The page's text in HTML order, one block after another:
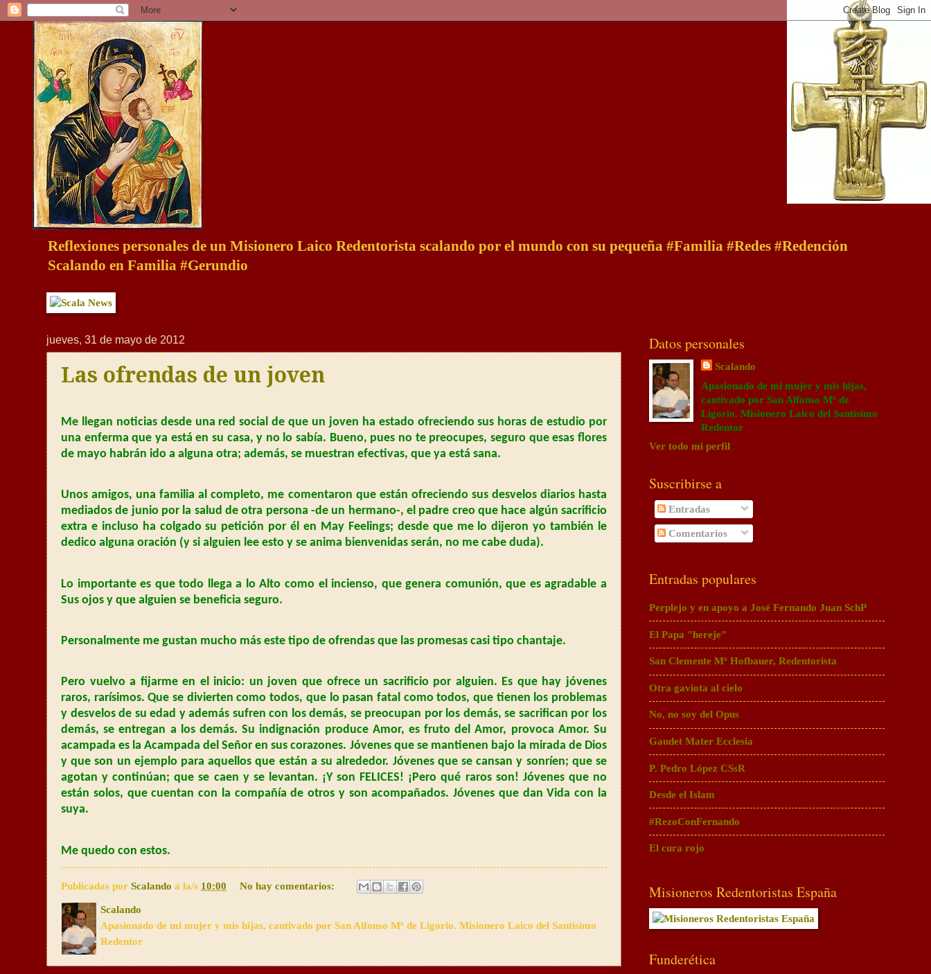
Reflexiones personales de un Misionero Laico Redentorista scalando por el mundo con su pequeña #Familia #Redes #Redención
Scalando en Familia #Gerundio
jueves, 31 de mayo de 2012
Las ofrendas de un joven
Me llegan noticias desde una red social de que un joven ha estado ofreciendo sus horas de estudio por
una enferma que ya está en su casa, y no lo sabía. Bueno, pues no te preocupes, seguro que esas flores
de mayo habrán ido a alguna otra; además, se muestran efectivas, que ya está sana.
Unos amigos, una familia al completo, me comentaron que están ofreciendo sus desvelos diarios hasta
mediados de junio por la salud de otra persona -de un hermano-, el padre creo que hace algún sacrificio
extra e incluso ha colgado su petición por él en May Feelings; desde que me lo dijeron yo también le
dedico alguna oración (y si alguien lee esto y se anima bienvenidas serán, no me cabe duda).
Lo importante es que todo llega a lo Alto como el incienso, que genera comunión, que es agradable a
Sus ojos y que alguien se beneficia seguro.
Personalmente me gustan mucho más este tipo de ofrendas que las promesas casi tipo chantaje.
Pero vuelvo a fijarme en el inicio: un joven que ofrece un sacrificio por alguien. Es que hay jóvenes
raros, rarísimos. Que se divierten como todos, que lo pasan fatal como todos, que tienen los problemas
y desvelos de su edad y además sufren con los demás, se preocupan por los demás, se sacrifican por los
demás, se entregan a los demás. Su indignación produce Amor, es fruto del Amor, provoca Amor. Su
acampada es la Acampada del Señor en sus corazones. Jóvenes que se mantienen bajo la mirada de Dios
y que son un ejemplo para aquellos que están a su alrededor. Jóvenes que se cansan y sonríen; que se
agotan y continúan; que se caen y se levantan. ¡Y son FELICES! ¡Pero qué raros son! Jóvenes que no
están solos, que cuentan con la compañía de otros y son acompañados. Jóvenes que dan Vida con la
suya.
Me quedo con estos.
Publicadas por Scalando a la/s 10:00 No hay comentarios:
Scalando
Apasionado de mi mujer y mis hijas, cautivado por San Alfonso Mª de Ligorio. Misionero Laico del Santísimo
Redentor
Datos personales
Scalando
Apasionado de mi mujer y mis hijas,
cautivado por San Alfonso Mª de
Ligorio. Misionero Laico del Santísimo
Redentor
Ver todo mi perfil
Suscribirse a
Entradas
Comentarios
Entradas populares
Perplejo y en apoyo a José Fernando Juan SchP
El Papa "hereje"
San Clemente Mª Hofbauer, Redentorista
Otra gaviota al cielo
No, no soy del Opus
Gaudet Mater Ecclesia
P. Pedro López CSsR
Desde el Islam
#RezoConFernando
El cura rojo
Misioneros Redentoristas España
Funderética